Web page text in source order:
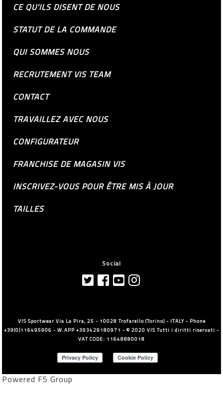
CE QU'ILS DISENT DE NOUS
STATUT DE LA COMMANDE
QUI SOMMES NOUS
RECRUTEMENT VIS TEAM
CONTACT
TRAVAILLEZ AVEC NOUS
CONFIGURATEUR
FRANCHISE DE MAGASIN VIS
INSCRIVEZ-VOUS POUR ÊTRE MIS À JOUR
TAILLES
Social
VIS Sportwear Via La Pira, 25 - 10028 Trofarello (Torino) - ITALY - Phone
+39(0)116495906 - W.APP +393429180971 - © 2020 VIS Tutti i diritti riservati -
VAT CODE: 11648880018
Powered F5 Group